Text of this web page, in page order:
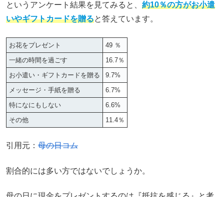
というアンケート結果を見てみると、 約10％の方がお小遣
いやギフトカードを贈ると答えています。
お花をプレゼント
49 ％
一緒の時間を過ごす
16.7％
お小遣い・ギフトカードを贈る
9.7%
メッセージ・手紙を贈る
6.7%
特になにもしない
6.6%
その他
11.4％
引用元： 母の日コム
割合的には多い方ではないでしょうか。